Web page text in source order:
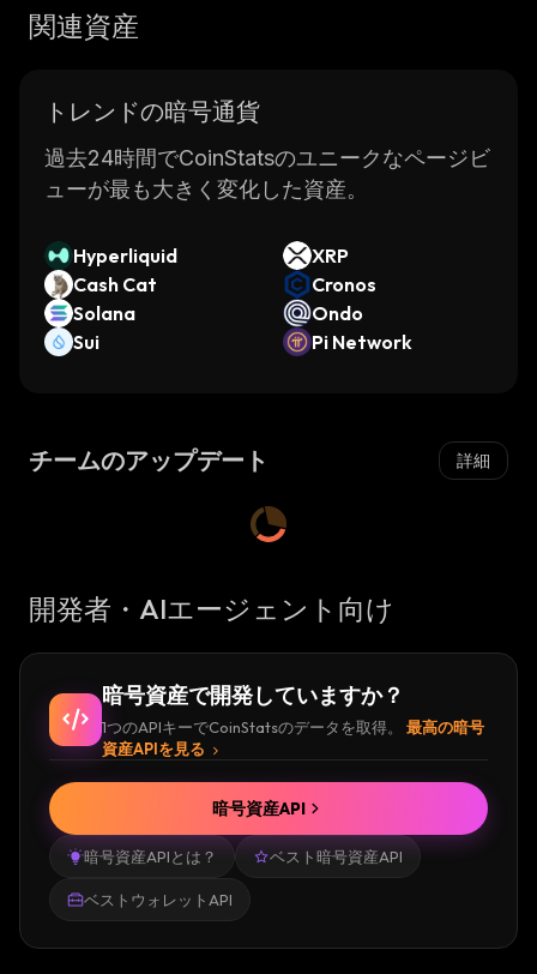
関連資産
トレンドの暗号通貨
過去24時間でCoinStatsのユニークなページビ
ューが最も大きく変化した資産。
Hyperliquid
XRP
Cash Cat
Cronos
Solana
Ondo
Sui
Pi Network
チームのアップデート 詳細
開発者・AIエージェント向け
暗号資産で開発していますか？
1つのAPIキーでCoinStatsのデータを取得。
最高の暗号
資産APIを見る
暗号資産APIとは？ ベスト暗号資産API
ベストウォレットAPI
暗号資産API